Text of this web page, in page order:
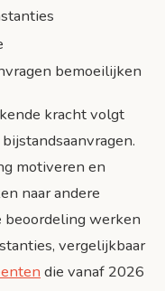
bemoeilijken
kracht volgt
motiveren en
naar andere
beoordeling werken
vergelijkbaar
die vanaf 2026